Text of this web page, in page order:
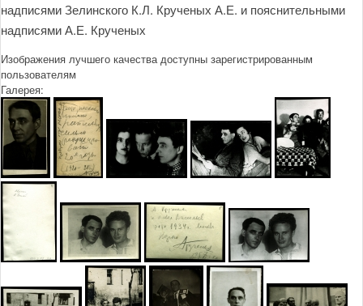
надписями Зелинского К.Л. Крученых А.Е. и пояснительными
надписями А.Е. Крученых
Изображения лучшего качества доступны зарегистрированным
пользователям
Галерея: